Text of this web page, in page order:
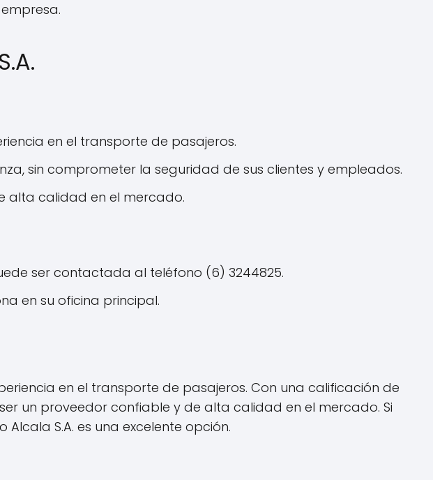
en el transporte de pasajeros.
sin comprometer la seguridad de sus clientes y empleados.
alta calidad en el mercado.
ser contactada al teléfono (6) 3244825.
en su oficina principal.
en el transporte de pasajeros. Con una calificación de
un proveedor confiable y de alta calidad en el mercado. Si
S.A. es una excelente opción.